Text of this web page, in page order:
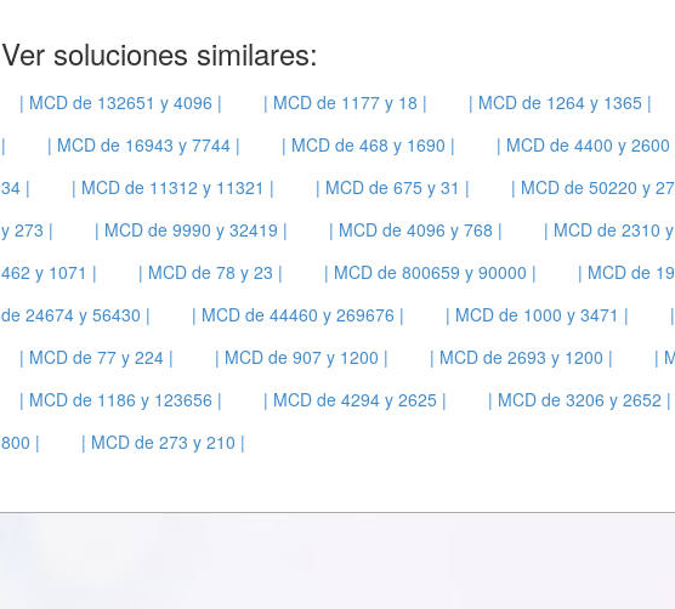
Ver soluciones similares:
| MCD de 132651 y 4096 | | MCD de 1177 y 18 | | MCD de 1264 y 1365 |
|
| MCD de 16943 y 7744 | | MCD de 468 y 1690 | | MCD de 4400 y 2600
34 |
| MCD de 11312 y 11321 | | MCD de 675 y 31 | | MCD de 50220 y
y 273 |
| MCD de 9990 y 32419 | | MCD de 4096 y 768 | | MCD de 2310
462 y 1071 |
| MCD de 78 y 23 | | MCD de 800659 y 90000 | | MCD de
de 24674 y 56430 |
| MCD de 44460 y 269676 | | MCD de 1000 y 3471 |
| MCD de 77 y 224 |
| MCD de 907 y 1200 | | MCD de 2693 y 1200 |
|
| MCD de 1186 y 123656 |
| MCD de 4294 y 2625 | | MCD de 3206 y 2652 |
800 |
| MCD de 273 y 210 |